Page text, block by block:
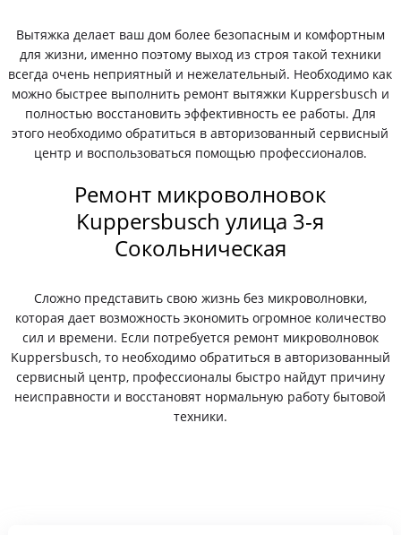
Вытяжка делает ваш дом более безопасным и комфортным
для жизни, именно поэтому выход из строя такой техники
всегда очень неприятный и нежелательный. Необходимо как
можно быстрее выполнить ремонт вытяжки Kuppersbusch и
полностью восстановить эффективность ее работы. Для
этого необходимо обратиться в авторизованный сервисный
центр и воспользоваться помощью профессионалов.
Ремонт микроволновок
Kuppersbusch улица 3-я
Сокольническая
Сложно представить свою жизнь без микроволновки,
которая дает возможность экономить огромное количество
сил и времени. Если потребуется ремонт микроволновок
Kuppersbusch, то необходимо обратиться в авторизованный
сервисный центр, профессионалы быстро найдут причину
неисправности и восстановят нормальную работу бытовой
техники.